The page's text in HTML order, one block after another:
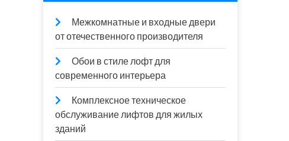
Межкомнатные и входные двери
от отечественного производителя
Обои в стиле лофт для
современного интерьера
Комплексное техническое
обслуживание лифтов для жилых
зданий